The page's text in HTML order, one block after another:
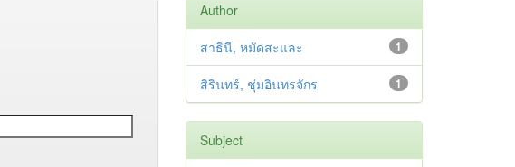
Author
1
สาธินี, หมัดสะและ
1
สิรินทร์, ชุ่มอินทรจักร
Subject